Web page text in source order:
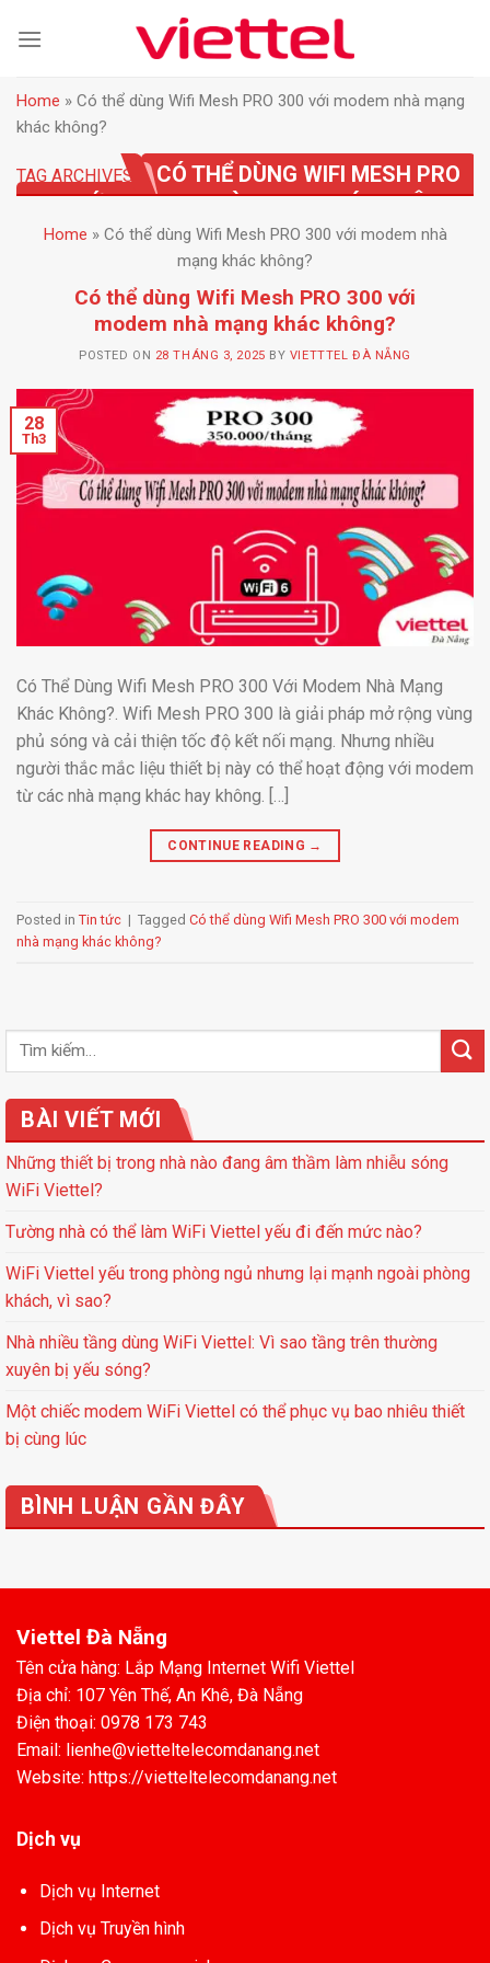
Home » Có thể dùng Wifi Mesh PRO 300 với modem nhà mạng
khác không?
TAG ARCHIVES:
CÓ THỂ DÙNG WIFI MESH PRO
300 VỚI MODEM NHÀ MẠNG KHÁC KHÔNG?
Home » Có thể dùng Wifi Mesh PRO 300 với modem nhà
mạng khác không?
Có thể dùng Wifi Mesh PRO 300 với
modem nhà mạng khác không?
POSTED ON 28 THÁNG 3, 2025 BY VIETTTEL ĐÀ NẴNG
28
Th3
Có Thể Dùng Wifi Mesh PRO 300 Với Modem Nhà Mạng
Khác Không?. Wifi Mesh PRO 300 là giải pháp mở rộng vùng
phủ sóng và cải thiện tốc độ kết nối mạng. Nhưng nhiều
người thắc mắc liệu thiết bị này có thể hoạt động với modem
từ các nhà mạng khác hay không. […]
CONTINUE READING →
Posted in Tin tức | Tagged Có thể dùng Wifi Mesh PRO 300 với modem
nhà mạng khác không?
BÀI VIẾT MỚI
Những thiết bị trong nhà nào đang âm thầm làm nhiễu sóng
WiFi Viettel?
Tường nhà có thể làm WiFi Viettel yếu đi đến mức nào?
WiFi Viettel yếu trong phòng ngủ nhưng lại mạnh ngoài phòng
khách, vì sao?
Nhà nhiều tầng dùng WiFi Viettel: Vì sao tầng trên thường
xuyên bị yếu sóng?
Một chiếc modem WiFi Viettel có thể phục vụ bao nhiêu thiết
bị cùng lúc
BÌNH LUẬN GẦN ĐÂY
Viettel Đà Nẵng
Tên cửa hàng: Lắp Mạng Internet Wifi Viettel
Địa chỉ: 107 Yên Thế, An Khê, Đà Nẵng
Điện thoại: 0978 173 743
Email: lienhe@vietteltelecomdanang.net
Website: https://vietteltelecomdanang.net
Dịch vụ
Dịch vụ Internet
Dịch vụ Truyền hình